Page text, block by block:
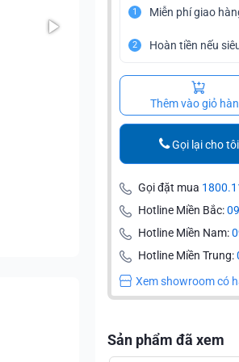
1 Miễn phí giao
2 Hoàn tiền nếu
Thêm vào giỏ
Gọi lại cho tôi
Gọi đặt mua
Hotline Miền Bắc:
Hotline Miền Nam:
Hotline Miền Trung:
Xem showroom có
Sản phẩm đã xem